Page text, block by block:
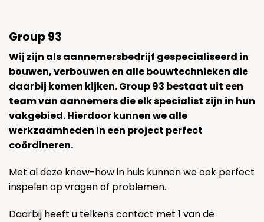
Group 93
Wij zijn als aannemersbedrijf gespecialiseerd in
bouwen, verbouwen en alle bouwtechnieken die
daarbij komen kijken. Group 93 bestaat uit een
team van aannemers die elk specialist zijn in hun
vakgebied. Hierdoor kunnen we alle
werkzaamheden in een project perfect
coördineren.
Met al deze know-how in huis kunnen we ook perfect
inspelen op vragen of problemen.
Daarbij heeft u telkens contact met 1 van de